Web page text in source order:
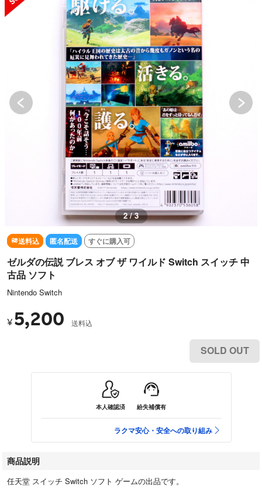
2 / 3
送料込 匿名配送 すぐに購入可
ゼルダの伝説 ブレス オブ ザ ワイルド Switch スイッチ 中
古品 ソフト
Nintendo Switch
¥ 5,200 送料込
SOLD OUT
本人確認済 紛失補償有
ラクマ安心・安全への取り組み
商品説明
任天堂 スイッチ Switch ソフト ゲームの出品です。